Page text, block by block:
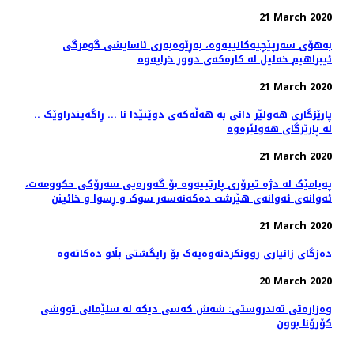
21 March 2020
بەهۆی سەرپێچیەکانییەوە، بەڕێوەبەری ئاسایشی گومرگی
ئیبراهیم خەلیل لە کارەکەی دوور خرایەوە
21 March 2020
.. پارێزگاری هەولێر دانی بە هەڵەکەی دوێنێدا نا ... ڕاگەیندراوێک
لە پارێزگای هەولێرەوە
21 March 2020
پەیامێک لە دژە تیرۆری پارتییەوە بۆ گەورەیی سەرۆکی حکوومەت،
ئەوانەی ئەوانەی هێرشت دەکەنەسەر سوک و ڕسوا و خائینن
21 March 2020
دەزگای زانیاری روونکردنەوەیەک بۆ رایگشتی بڵاو دەکاتەوە
20 March 2020
وەزارەتی تەندروستی: شەش كەسی دیكە لە سلێمانی تووشی
كۆرۆنا بوون